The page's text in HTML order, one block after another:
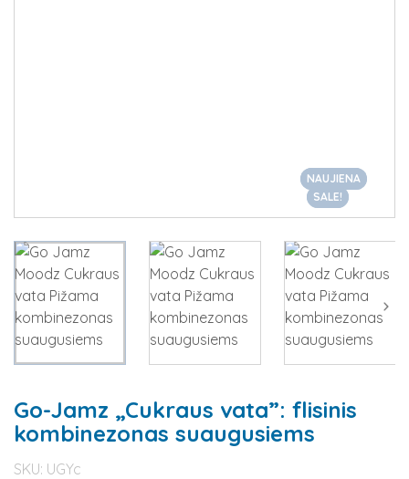
NAUJIENA
SALE!
NAUJIENA
SALE!
Go-Jamz „Cukraus vata”: flisinis
kombinezonas suaugusiems
SKU: UGYc